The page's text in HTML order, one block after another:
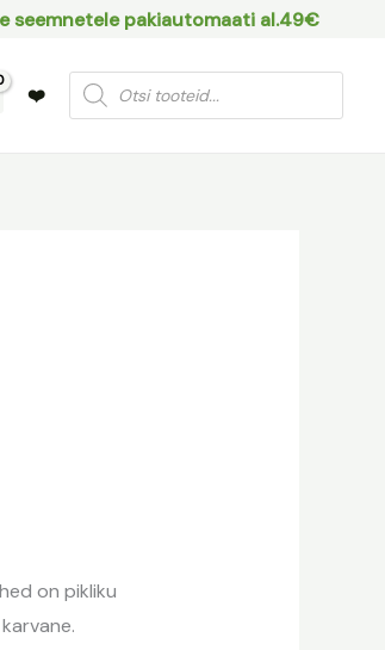
seemnetele pakiautomaati al.49€
❤️
Products
search
on pikliku